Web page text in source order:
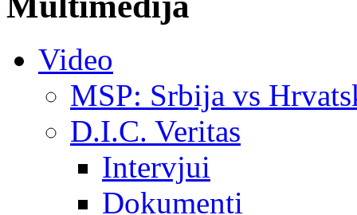
Video
MSP: Srbija vs
D.I.C. Veritas
Intervjui
Dokumenti